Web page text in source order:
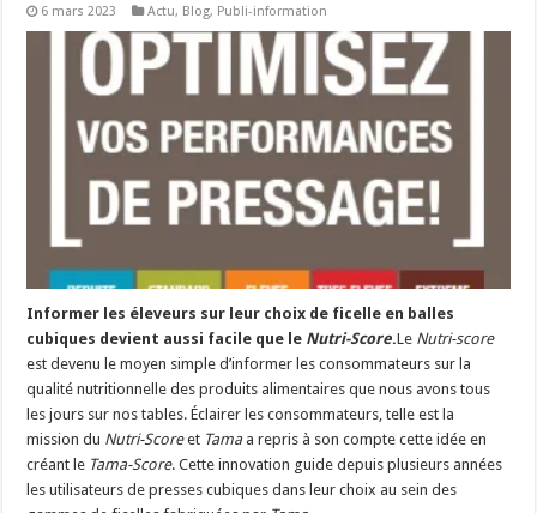
Un été fructueux pour Lactalis
6 mars 2023 Actu, Blog, Publi-information
Informer les éleveurs sur leur choix de ficelle en balles
cubiques devient aussi facile que le Nutri-Score.Le Nutri-score
est devenu le moyen simple d’informer les consommateurs sur la
qualité nutritionnelle des produits alimentaires que nous avons tous
les jours sur nos tables. Éclairer les consommateurs, telle est la
mission du Nutri-Scoreet Tamaa repris à son compte cette idée en
créant le Tama-Score. Cette innovation guide depuis plusieurs années
les utilisateurs de presses cubiques dans leur choix au sein des